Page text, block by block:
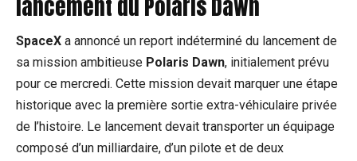
lancement du Polaris Dawn
SpaceX a annoncé un report indéterminé du lancement de
sa mission ambitieuse Polaris Dawn, initialement prévu
pour ce mercredi. Cette mission devait marquer une étape
historique avec la première sortie extra-véhiculaire privée
de l’histoire. Le lancement devait transporter un équipage
composé d’un milliardaire, d’un pilote et de deux